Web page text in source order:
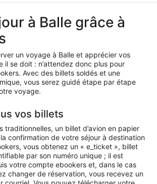
à Balle grâce à
un voyage à Balle et apprécier vos
il se doit : n’attendez donc plus pour
Avec des billets soldés et une
vous serez guidé étape par étape
voyage.
vos billets
traditionnelles, un billet d’avion en papier
confirmation de votre séjour à destination
vous obtenez un « e_ticket », billet
par son numéro unique ; il est
votre compte ebookers et, dans le cas
changer de réservation, vous recevez un